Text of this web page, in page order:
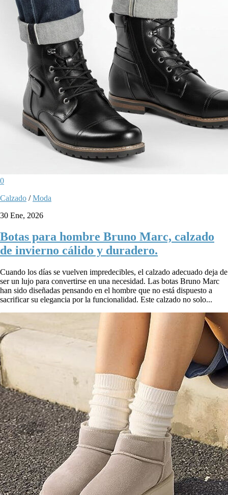
0
Calzado /Moda
30 Ene, 2026
Botas para hombre Bruno Marc, calzado
de invierno cálido y duradero.
Cuando los días se vuelven impredecibles, el calzado adecuado deja de
ser un lujo para convertirse en una necesidad. Las botas Bruno Marc
han sido diseñadas pensando en el hombre que no está dispuesto a
sacrificar su elegancia por la funcionalidad. Este calzado no solo...